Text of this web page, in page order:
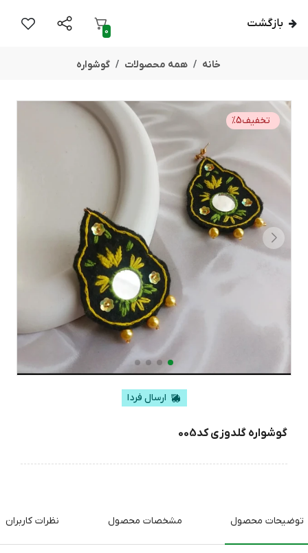
بازگشت
0
خانه همه محصولات گوشواره
تخفیف %5
ارسال فردا
گوشواره گلدوزی کد005
توضیحات محصول مشخصات محصول نظرات کاربران